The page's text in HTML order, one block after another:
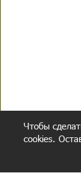
Чтобы
cookies.